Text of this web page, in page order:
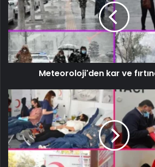
Meteoroloji'den kar ve